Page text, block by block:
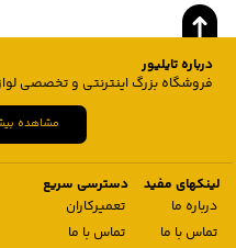
درباره تایلیور
فروشگاه بزرگ اینترنتی و تخصصی
مشاهده
لینکهای مفید
درباره ما
تماس با ما
دسترسی سریع
تعمیرکاران
تماس با ما